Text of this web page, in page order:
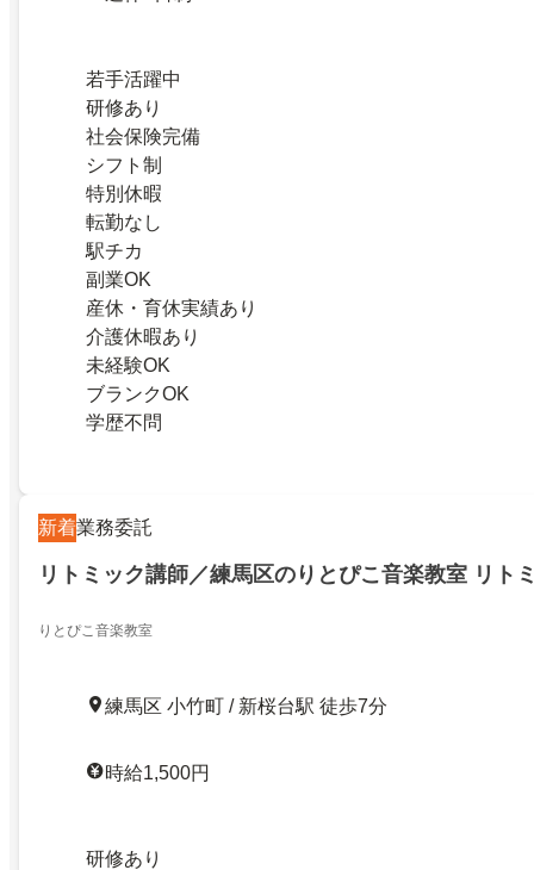
若手活躍中
研修あり
社会保険完備
シフト制
特別休暇
転勤なし
駅チカ
副業OK
産休・育休実績あり
介護休暇あり
未経験OK
ブランクOK
学歴不問
新着業務委託
リトミック講師／練馬区のりとぴこ音楽教室 リト
りとぴこ音楽教室
練馬区 小竹町 / 新桜台駅 徒歩7分
時給1,500円
研修あり